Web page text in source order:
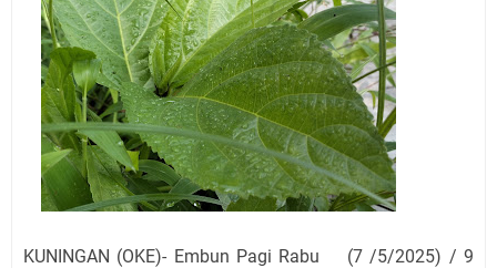
Info Sembako di Pasar Kepuh Kuningan Kamis 6
Agustus 2026, Daging Naik, Telur Turun
Agenda Kegiatan Bupati Kuningan Jumat 7 Agustus
2026 Ada Tiga, Tapi yang Bakal Dihadiri Hanya Satu
Ini Empat Lokasi Samsat Keliling Kuningan Jumat 7
Agustus 2026
KUNINGAN (OKE)- Embun Pagi Rabu (7 /5/2025) / 9